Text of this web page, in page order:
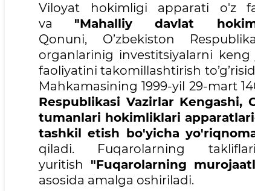
Viloyat hokimligi apparati o'z
va "Mahalliy davlat
Qonuni, O’zbekiston
organlarinig investitsiyalarni
faoliyatini takomillashtirish
Mahkamasining 1999-yil 29-mart
Respublikasi Vazirlar Kengashi,
tumanlari hokimliklari
tashkil etish bo'yicha
qiladi. Fuqarolarning
yuritish "Fuqarolarning
asosida amalga oshiriladi.